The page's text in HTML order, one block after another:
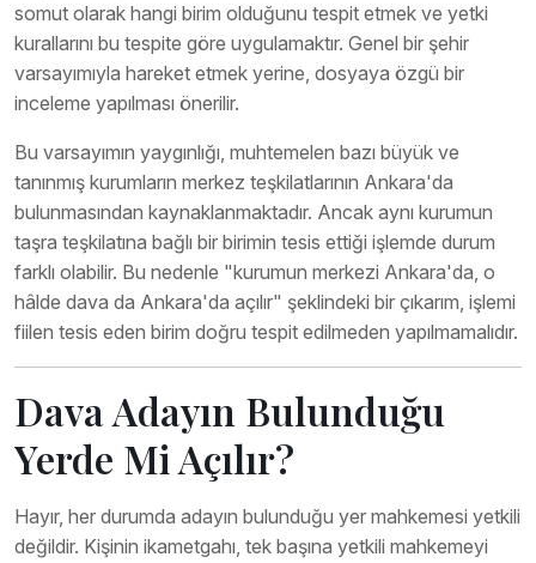
somut olarak hangi birim olduğunu tespit etmek ve yetki
kurallarını bu tespite göre uygulamaktır. Genel bir şehir
varsayımıyla hareket etmek yerine, dosyaya özgü bir
inceleme yapılması önerilir.
Bu varsayımın yaygınlığı, muhtemelen bazı büyük ve
tanınmış kurumların merkez teşkilatlarının Ankara'da
bulunmasından kaynaklanmaktadır. Ancak aynı kurumun
taşra teşkilatına bağlı bir birimin tesis ettiği işlemde durum
farklı olabilir. Bu nedenle "kurumun merkezi Ankara'da, o
hâlde dava da Ankara'da açılır" şeklindeki bir çıkarım, işlemi
fiilen tesis eden birim doğru tespit edilmeden yapılmamalıdır.
Dava Adayın Bulunduğu
Yerde Mi Açılır?
Hayır, her durumda adayın bulunduğu yer mahkemesi yetkili
değildir. Kişinin ikametgahı, tek başına yetkili mahkemeyi